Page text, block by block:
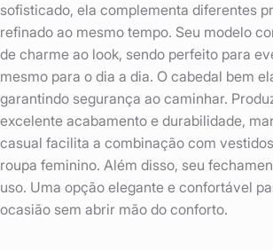
sofisticado, ela complementa diferentes
refinado ao mesmo tempo. Seu modelo
de charme ao look, sendo perfeito para
mesmo para o dia a dia. O cabedal bem
garantindo segurança ao caminhar.
excelente acabamento e durabilidade,
casual facilita a combinação com
roupa feminino. Além disso, seu
uso. Uma opção elegante e confortável
ocasião sem abrir mão do conforto.